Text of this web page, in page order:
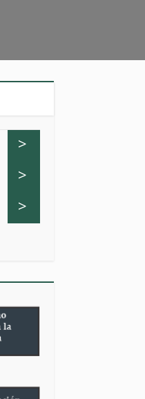
>
>
>